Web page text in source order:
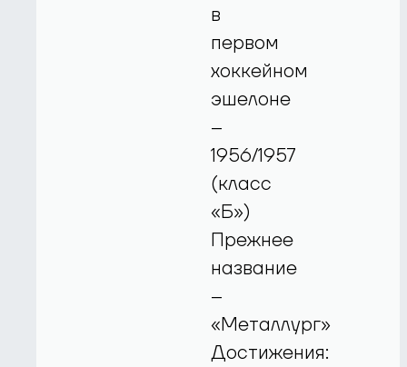
в
первом
хоккейном
эшелоне
–
1956/1957
(класс
«Б»)
Прежнее
название
–
«Металлург»
Достижения: